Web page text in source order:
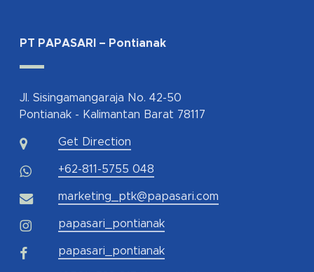
PT PAPASARI – Pontianak
Jl. Sisingamangaraja No. 42-50
Pontianak - Kalimantan Barat 78117
Get Direction
+62-811-5755 048
marketing_ptk@papasari.com
papasari_pontianak
papasari_pontianak